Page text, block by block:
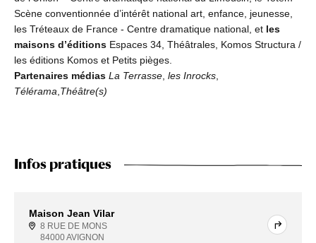
Scène conventionnée d’intérêt national art, enfance, jeunesse,
les Tréteaux de France - Centre dramatique national, et les
maisons d’éditions Espaces 34, Théâtrales, Komos Structura /
les éditions Komos et Petits pièges.
Partenaires médias La Terrasse les Inrocks
Télérama Théâtre(s)
Infos pratiques
Maison Jean Vilar
8 RUE DE MONS
84000 AVIGNON